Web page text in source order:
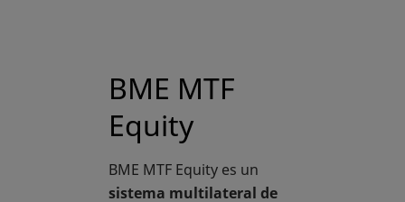
BME MTF
Equity
BME MTF Equity es un
sistema multilateral de